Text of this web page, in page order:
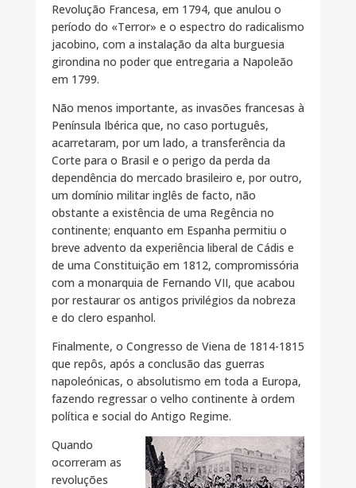
Revolução Francesa, em 1794, que anulou o
período do «Terror» e o espectro do radicalismo
jacobino, com a instalação da alta burguesia
girondina no poder que entregaria a Napoleão
em 1799.
Não menos importante, as invasões francesas à
Península Ibérica que, no caso português,
acarretaram, por um lado, a transferência da
Corte para o Brasil e o perigo da perda da
dependência do mercado brasileiro e, por outro,
um domínio militar inglês de facto, não
obstante a existência de uma Regência no
continente; enquanto em Espanha permitiu o
breve advento da experiência liberal de Cádis e
de uma Constituição em 1812, compromissória
com a monarquia de Fernando VII, que acabou
por restaurar os antigos privilégios da nobreza
e do clero espanhol.
Finalmente, o Congresso de Viena de 1814-1815
que repôs, após a conclusão das guerras
napoleónicas, o absolutismo em toda a Europa,
fazendo regressar o velho continente à ordem
política e social do Antigo Regime.
Quando
ocorreram as
revoluções